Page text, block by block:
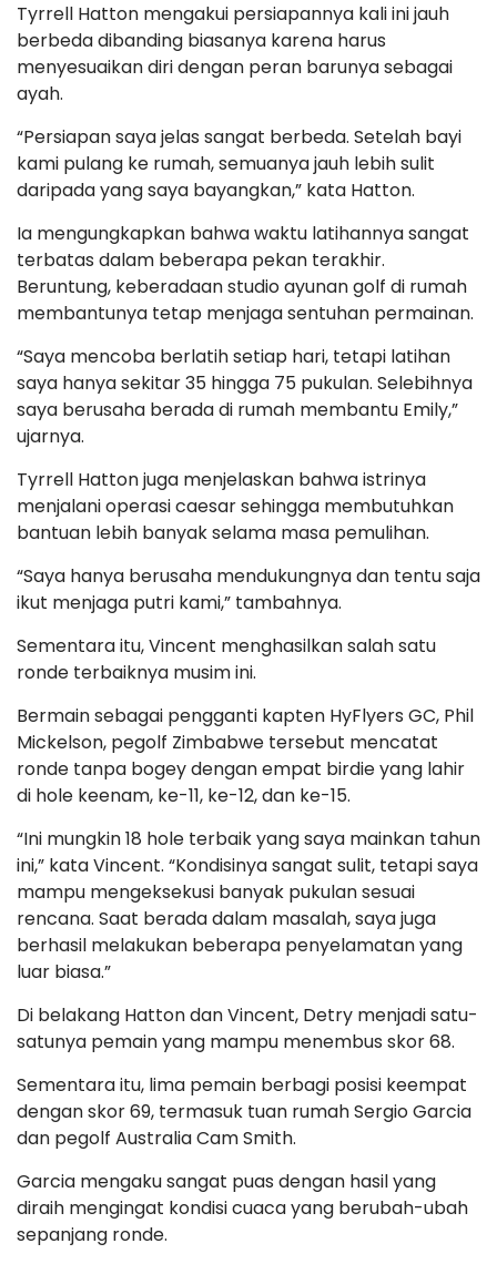
Tyrrell Hatton mengakui persiapannya kali ini jauh
berbeda dibanding biasanya karena harus
menyesuaikan diri dengan peran barunya sebagai
ayah.
“Persiapan saya jelas sangat berbeda. Setelah bayi
kami pulang ke rumah, semuanya jauh lebih sulit
daripada yang saya bayangkan,” kata Hatton.
Ia mengungkapkan bahwa waktu latihannya sangat
terbatas dalam beberapa pekan terakhir.
Beruntung, keberadaan studio ayunan golf di rumah
membantunya tetap menjaga sentuhan permainan.
“Saya mencoba berlatih setiap hari, tetapi latihan
saya hanya sekitar 35 hingga 75 pukulan. Selebihnya
saya berusaha berada di rumah membantu Emily,”
ujarnya.
Tyrrell Hatton juga menjelaskan bahwa istrinya
menjalani operasi caesar sehingga membutuhkan
bantuan lebih banyak selama masa pemulihan.
“Saya hanya berusaha mendukungnya dan tentu saja
ikut menjaga putri kami,” tambahnya.
Sementara itu, Vincent menghasilkan salah satu
ronde terbaiknya musim ini.
Bermain sebagai pengganti kapten HyFlyers GC, Phil
Mickelson, pegolf Zimbabwe tersebut mencatat
ronde tanpa bogey dengan empat birdie yang lahir
di hole keenam, ke-11, ke-12, dan ke-15.
“Ini mungkin 18 hole terbaik yang saya mainkan tahun
ini,” kata Vincent. “Kondisinya sangat sulit, tetapi saya
mampu mengeksekusi banyak pukulan sesuai
rencana. Saat berada dalam masalah, saya juga
berhasil melakukan beberapa penyelamatan yang
luar biasa.”
Di belakang Hatton dan Vincent, Detry menjadi satu-
satunya pemain yang mampu menembus skor 68.
Sementara itu, lima pemain berbagi posisi keempat
dengan skor 69, termasuk tuan rumah Sergio Garcia
dan pegolf Australia Cam Smith.
Garcia mengaku sangat puas dengan hasil yang
diraih mengingat kondisi cuaca yang berubah-ubah
sepanjang ronde.